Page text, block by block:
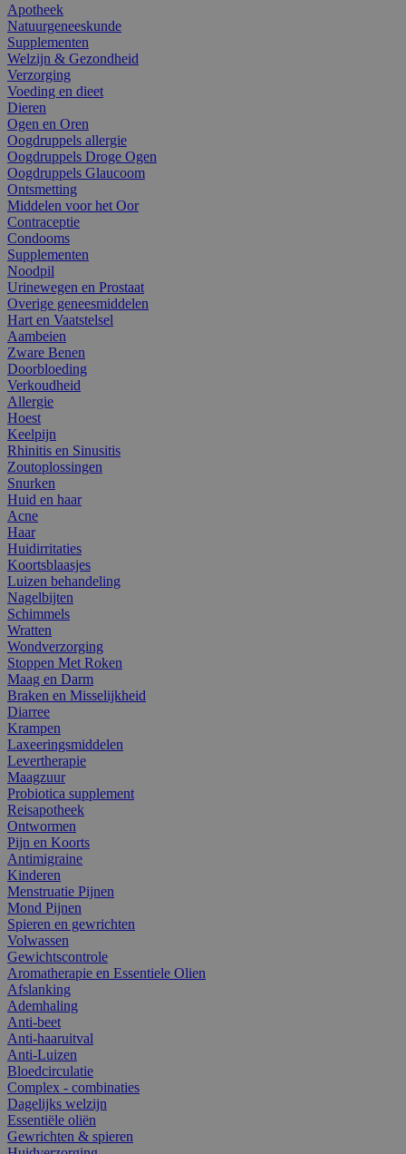
Apotheek
Natuurgeneeskunde
Supplementen
Welzijn & Gezondheid
Verzorging
Voeding en dieet
Dieren
Ogen en Oren
Oogdruppels allergie
Oogdruppels Droge Ogen
Oogdruppels Glaucoom
Ontsmetting
Middelen voor het Oor
Contraceptie
Condooms
Supplementen
Noodpil
Urinewegen en Prostaat
Overige geneesmiddelen
Hart en Vaatstelsel
Aambeien
Zware Benen
Doorbloeding
Verkoudheid
Allergie
Hoest
Keelpijn
Rhinitis en Sinusitis
Zoutoplossingen
Snurken
Huid en haar
Acne
Haar
Huidirritaties
Koortsblaasjes
Luizen behandeling
Nagelbijten
Schimmels
Wratten
Wondverzorging
Stoppen Met Roken
Maag en Darm
Braken en Misselijkheid
Diarree
Krampen
Laxeeringsmiddelen
Levertherapie
Maagzuur
Probiotica supplement
Reisapotheek
Ontwormen
Pijn en Koorts
Antimigraine
Kinderen
Menstruatie Pijnen
Mond Pijnen
Spieren en gewrichten
Volwassen
Gewichtscontrole
Aromatherapie en Essentiele Olien
Afslanking
Ademhaling
Anti-beet
Anti-haaruitval
Anti-Luizen
Bloedcirculatie
Complex - combinaties
Dagelijks welzijn
Essentiële oliën
Gewrichten & spieren